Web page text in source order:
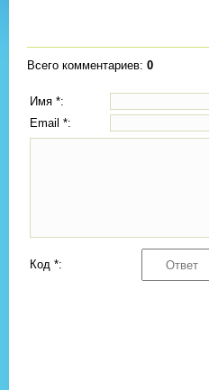
Всего комментариев: 0
Имя *:
Email *:
Код *: